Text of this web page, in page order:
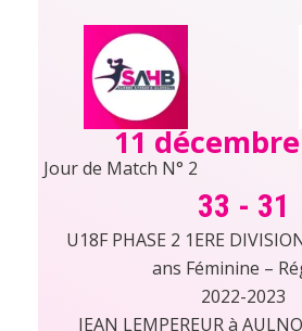
11
Jour de Match N° 2
33 - 31
U18F PHASE 2 1ERE
ans Féminine –
2022-2023
JEAN LEMPEREUR à